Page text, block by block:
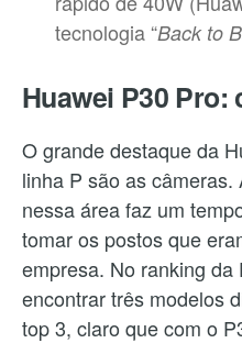
tecnologia “Back to
Huawei P30 Pro:
O grande destaque da
linha P são as
nessa área faz um
tomar os postos que
empresa. No ranking
encontrar três modelos
top 3, claro que com o